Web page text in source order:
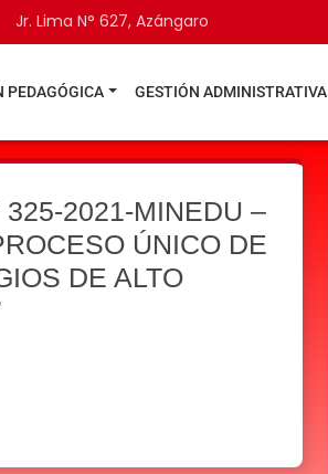
Jr. Lima N° 627, Azángaro
PEDAGÓGICA GESTIÓN ADMINISTRATIVA
2021-MINEDU –
ÚNICO DE
DE ALTO